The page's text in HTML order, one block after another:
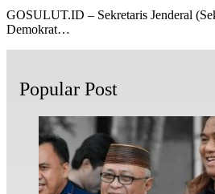
GOSULUT.ID – Sekretaris Jenderal
Demokrat…
Popular Post